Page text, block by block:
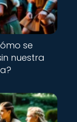
se
nuestra